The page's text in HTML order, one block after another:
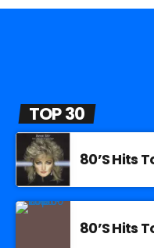
TOP 30
80’S Hits
80’S Hits